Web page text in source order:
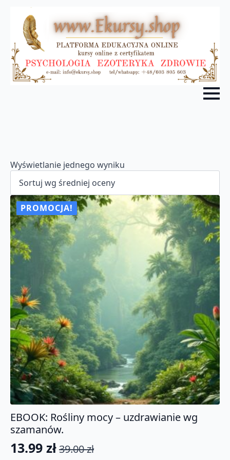
Wyświetlanie jednego wyniku
PROMOCJA!
EBOOK: Rośliny mocy – uzdrawianie wg
szamanów.
39.00zł
Pierwotna
13.99 zł
Aktualna